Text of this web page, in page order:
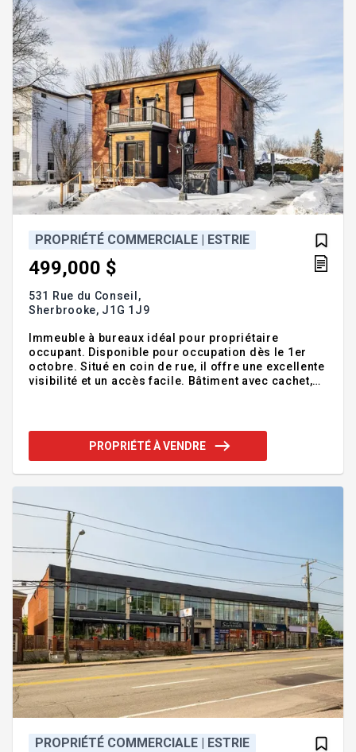
:FONDS DE CO
PROPRIÉTÉ COMMERCIALE | ESTRIE
499,000 $
531 Rue du Conseil,
Sherbrooke, J1G 1J9
Immeuble à bureaux idéal pour propriétaire
occupant. Disponible pour occupation dès le 1er
octobre. Situé en coin de rue, il offre une excellente
visibilité et un accès facile. Bâtiment avec cachet,
d'optimiser l'investissement. Addenda :Immeuble à
bureaux offrant une opportunité intéressante pour
l'immeuble convi
PROPRIÉTÉ À VENDRE
PROPRIÉTÉ COMMERCIALE | ESTRIE